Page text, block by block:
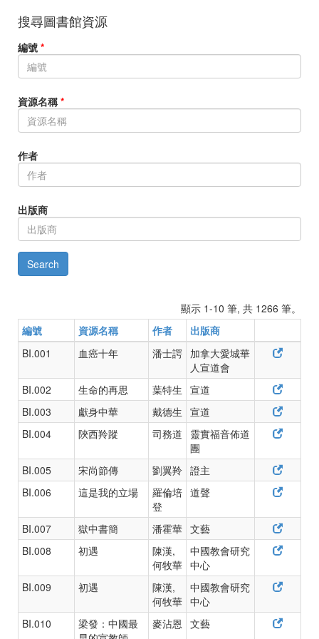
搜尋圖書館資源
編號 *
資源名稱 *
作者
出版商
顯示 1-10 筆, 共 1266 筆。
編號
資源名稱 作者
出版商
BI.001
血癌十年 潘士諤 加拿大愛城華
人宣道會
BI.002
生命的再思 葉特生 宣道
BI.003
獻身中華 戴德生 宣道
BI.004
陝西羚蹤 司務道
靈實福音佈道
團
BI.005
宋尚節傳 劉翼羚 證主
BI.006
這是我的立場
羅倫培
登
道聲
BI.007 獄中書簡 潘霍華 文藝
BI.008
初遇
陳漢,
何牧華
中國教會研究
中心
BI.009
初遇
陳漢,
何牧華
中國教會研究
中心
BI.010
梁發：中國最
麥沾恩 文藝